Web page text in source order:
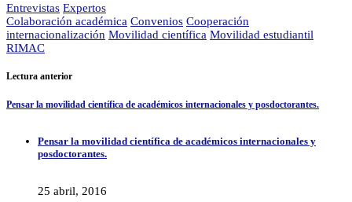
Entrevistas Expertos
Colaboración académica Convenios Cooperación
internacionalización Movilidad científica Movilidad estudiantil
RIMAC
Lectura anterior
Pensar la movilidad científica de académicos internacionales y posdoctorantes.
Pensar la movilidad científica de académicos internacionales y
posdoctorantes.
25 abril, 2016